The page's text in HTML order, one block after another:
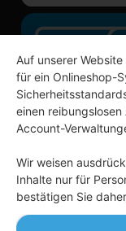
* Alle
Auf unserer
für ein Onlineshop-
einen
Account-
Wir weisen
Inhalte nur für
bestätigen Sie